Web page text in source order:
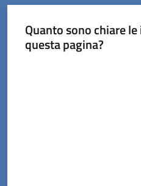
Quanto sono chiare
questa pagina?